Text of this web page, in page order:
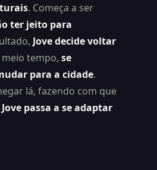
. Começa a ser
ter jeito para
Jove decide voltar
meio tempo, se
para a cidade.
lá, fazendo com que
Jove passa a se adaptar